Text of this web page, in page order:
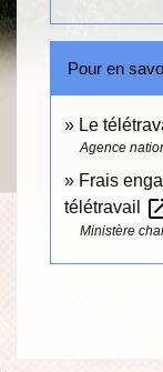
Pour en
Le
Agence
Frais
télétravail
Ministère